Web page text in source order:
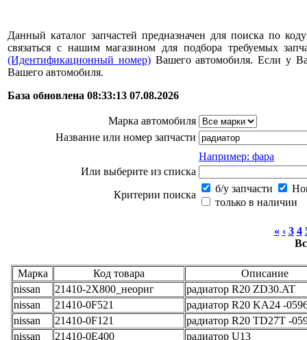
Данный каталог запчастей предназначен для поиска по
связаться с нашим магазином для подбора требуемых
(Идентификационный номер)Вашего автомобиля. Если у
Вашего автомобиля.
База обновлена 08:33:13 07.08.2026
Марка автомобиля
Название или номер запчасти
Например: фара
Или выберите из списка
Критерии поиска
б/у запчасти
только в наличии
« ‹ 3 4
Марка Код товара
Описание
nissan
21410-2X800_неориг
радиатор R20 ZD30.AT
nissan
21410-0F521
радиатор R20 KA24 -
nissan
21410-0F121
радиатор R20 TD27T -
nissan
21410-0E400
радиатор U13